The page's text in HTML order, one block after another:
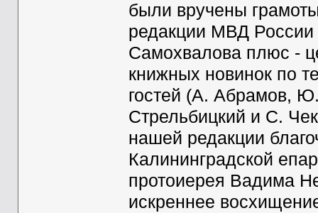
были вручены
редакции МВД России
Самохвалова плюс -
книжных новинок по
гостей (А. Абрамов,
Стрельбицкий и С.
нашей редакции
Калининградской
протоиерея Вадима
искреннее